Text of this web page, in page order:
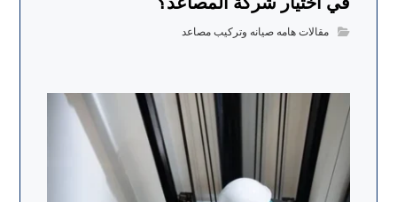
مقالات هامه صيانه وتركيب مصاعد